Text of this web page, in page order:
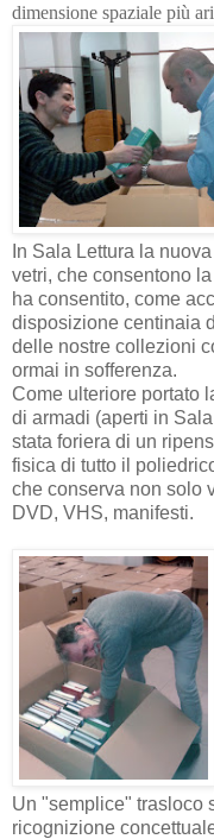
dimensione spaziale più
In Sala Lettura la
vetri, che consentono
ha consentito, come
disposizione centinaia
delle nostre collezioni
ormai in sofferenza.
Come ulteriore portato
di armadi (aperti in
stata foriera di un
fisica di tutto il
che conserva non solo
DVD, VHS, manifesti.
Un "semplice" trasloco
ricognizione